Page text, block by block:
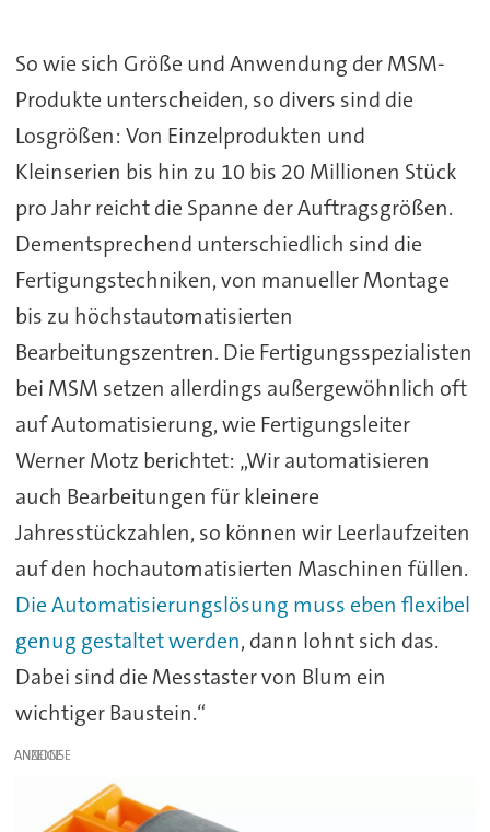
So wie sich Größe und Anwendung der MSM-
Produkte unterscheiden, so divers sind die
Losgrößen: Von Einzelprodukten und
Kleinserien bis hin zu 10 bis 20 Millionen Stück
pro Jahr reicht die Spanne der Auftragsgrößen.
Dementsprechend unterschiedlich sind die
Fertigungstechniken, von manueller Montage
bis zu höchstautomatisierten
Bearbeitungszentren. Die Fertigungsspezialisten
bei MSM setzen allerdings außergewöhnlich oft
auf Automatisierung, wie Fertigungsleiter
Werner Motz berichtet: „Wir automatisieren
auch Bearbeitungen für kleinere
Jahresstückzahlen, so können wir Leerlaufzeiten
auf den hochautomatisierten Maschinen füllen.
Die Automatisierungslösung muss eben flexibel
genug gestaltet werden, dann lohnt sich das.
Dabei sind die Messtaster von Blum ein
wichtiger Baustein.“
ANZEIGE